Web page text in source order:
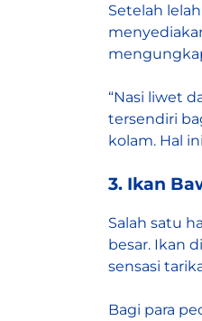
Setelah
“Nasi liwet
tersendiri
kolam. Hal
3. Ikan
Salah satu
besar. Ikan
sensasi
Bagi para